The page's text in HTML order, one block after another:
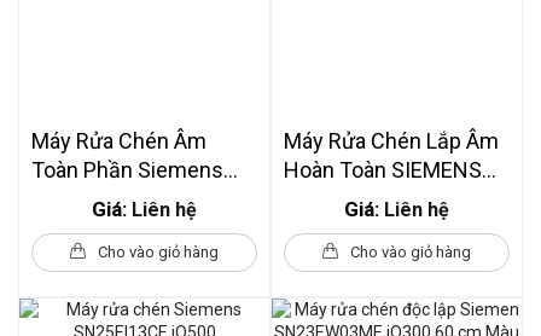
Máy Rửa Chén Âm
Toàn Phần Siemens
IQ500 SX65ZX07CE
XXL
Giá: Liên hệ
Cho vào giỏ hàng
Máy Rửa Chén Lắp Âm
Hoàn Toàn SIEMENS
SX95EX12CE IQ500
Giá: Liên hệ
Cho vào giỏ hàng